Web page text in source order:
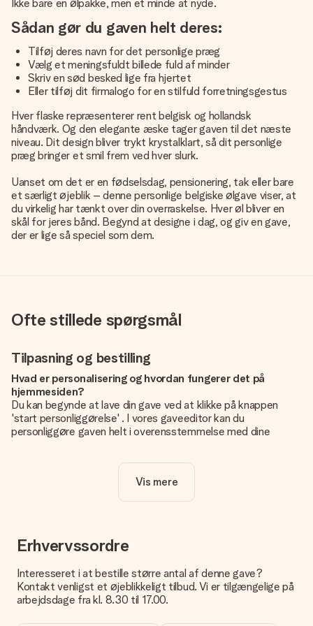
Ikke bare en ølpakke, men et minde at nyde.
Sådan gør du gaven helt deres:
Tilføj deres navn for det personlige præg
Vælg et meningsfuldt billede fuld af minder
Skriv en sød besked lige fra hjertet
Eller tilføj dit firmalogo for en stilfuld forretningsgestus
Hver flaske repræsenterer rent belgisk og hollandsk
håndværk. Og den elegante æske tager gaven til det næste
niveau. Dit design bliver trykt krystalklart, så dit personlige
præg bringer et smil frem ved hver slurk.
Uanset om det er en fødselsdag, pensionering, tak eller bare
et særligt øjeblik – denne personlige belgiske ølgave viser, at
du virkelig har tænkt over din overraskelse. Hver øl bliver en
skål for jeres bånd. Begynd at designe i dag, og giv en gave,
der er lige så speciel som dem.
Ofte stillede spørgsmål
Tilpasning og bestilling
Hvad er personalisering og hvordan fungerer det på
hjemmesiden?
Du kan begynde at lave din gave ved at klikke på knappen
'start personliggørelse' . I vores gaveeditor kan du
personliggøre gaven helt i overensstemmelse med dine
Er personalisering inkluderet i prisen?
Prisen der vises på hjemmesiden omfatter personliggørelse
Hvordan ved jeg, om mit billede har den rigtige kvalitet?
Vi vil være sikre på, at du er helt tilfreds med din gave. Derfor
om kvaliteten af dit billede, kan du kontakte vores
kundeservice og vedlægge dit foto sammen med den gave,
du er interesseret i at bestille. Så kan de tjekke kvaliteten for
Vis mere
Erhvervssordre
Interesseret i at bestille større antal af denne gave?
Kontakt venligst et øjeblikkeligt tilbud. Vi er tilgængelige på
arbejdsdage fra kl. 8.30 til 17.00.